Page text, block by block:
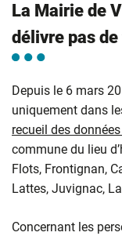
La Mairie de
délivre pas
Depuis le 6 mars
uniquement dans
recueil des
commune du lieu
Flots, Frontignan,
Lattes, Juvignac,
Concernant les